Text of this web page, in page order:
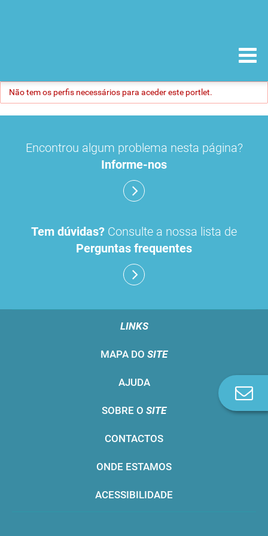
Não tem os perfis necessários para aceder este portlet.
Encontrou algum problema nesta página?
Informe-nos
Tem dúvidas? Consulte a nossa lista de
Perguntas frequentes
LINKS
MAPA DO SITE
AJUDA
SOBRE O SITE
CONTACTOS
ONDE ESTAMOS
ACESSIBILIDADE